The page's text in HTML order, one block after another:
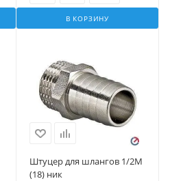
В КОРЗИНУ
Штуцер для шлангов 1/2М
(18) ник